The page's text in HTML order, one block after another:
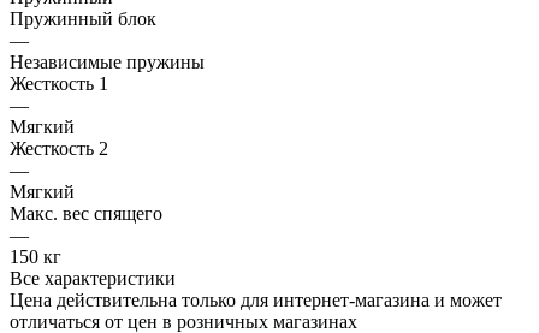
Пружинный блок
—
Независимые пружины
Жесткость 1
—
Мягкий
Жесткость 2
—
Мягкий
Макс. вес спящего
—
150 кг
Все характеристики
Цена действительна только для интернет-магазина и может
отличаться от цен в розничных магазинах